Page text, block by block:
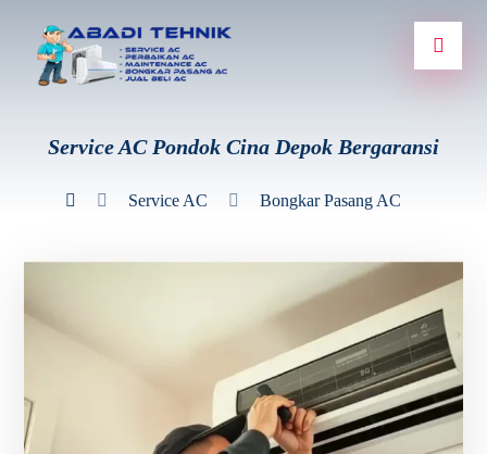
Service AC Pondok Cina Depok Bergaransi
Service AC Bongkar Pasang AC